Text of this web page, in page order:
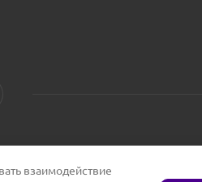
взаимодействие